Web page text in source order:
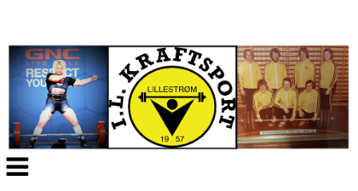
Veksle
navigasjon